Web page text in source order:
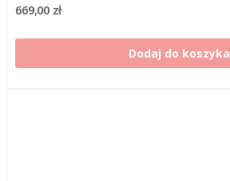
669,00 zł
Dodaj do koszyka